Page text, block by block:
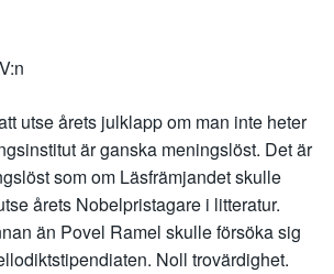
utse årets julklapp om man inte heter
är ganska meningslöst. Det är
som om Läsfrämjandet skulle
årets Nobelpristagare i litteratur.
än Povel Ramel skulle försöka sig
Noll trovärdighet.